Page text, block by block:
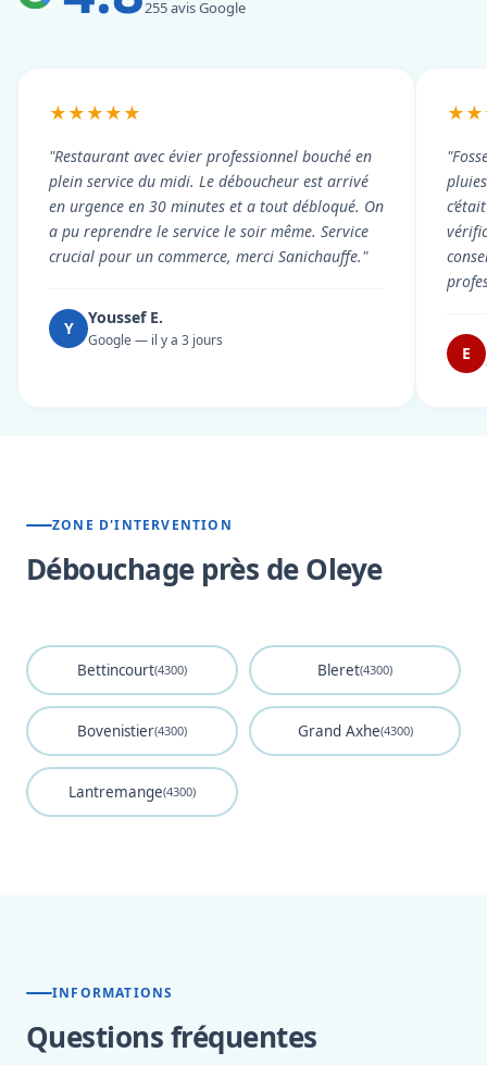
255 avis Google
★★★★★
"Restaurant avec évier professionnel bouché en
plein service du midi. Le déboucheur est arrivé
en urgence en 30 minutes et a tout débloqué. On
a pu reprendre le service le soir même. Service
crucial pour un commerce, merci Sanichauffe."
Y
Youssef E.
Google — il y a 3 jours
E
ZONE D'INTERVENTION
Débouchage près de Oleye
Bettincourt(4300) Bleret(4300)
Bovenistier(4300) Grand Axhe(4300)
Lantremange(4300)
INFORMATIONS
Questions fréquentes